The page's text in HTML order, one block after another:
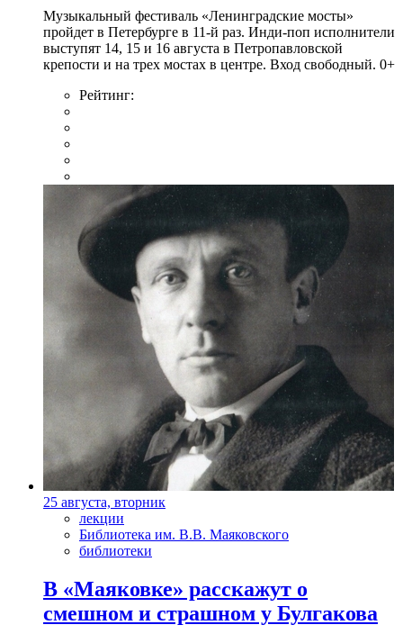
Музыкальный фестиваль «Ленинградские мосты»
пройдет в Петербурге в 11-й раз. Инди-поп исполнители
выступят 14, 15 и 16 августа в Петропавловской
крепости и на трех мостах в центре. Вход свободный. 0+
Рейтинг:
25 августа, вторник
лекции
Библиотека им. В.В. Маяковского
библиотеки
В «Маяковке» расскажут о
смешном и страшном у Булгакова